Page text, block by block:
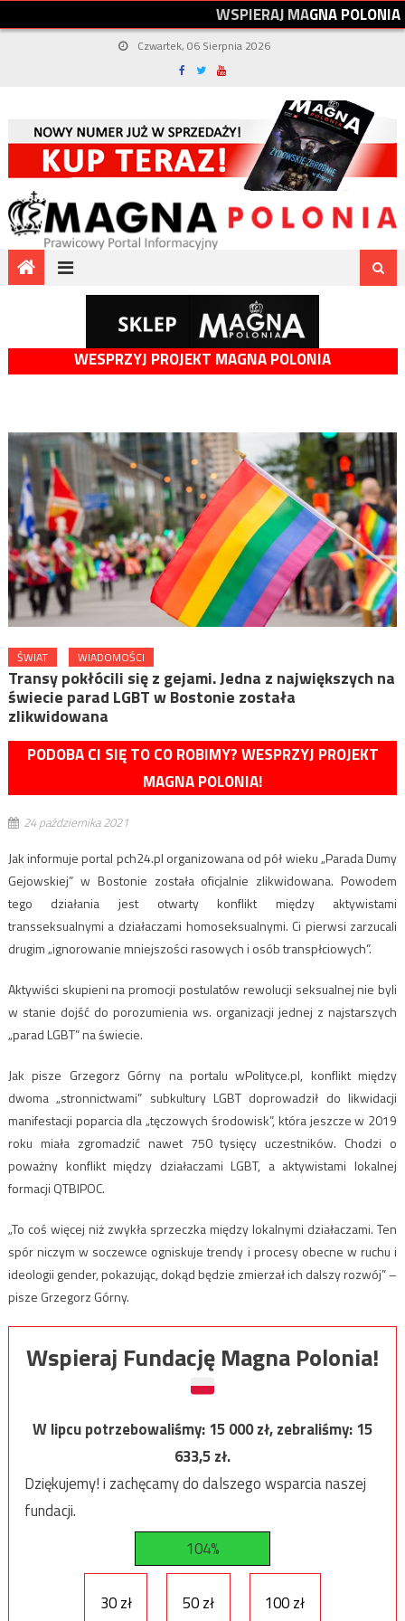
WSPIERAJMAGNAPOLONIA
Czwartek, 06 Sierpnia 2026
WESPRZYJ PROJEKT MAGNA POLONIA
ŚWIAT WIADOMOŚCI
Transy pokłócili się z gejami. Jedna z największych na
świecie parad LGBT w Bostonie została
zlikwidowana
PODOBA CI SIĘ TO CO ROBIMY? WESPRZYJ PROJEKT
MAGNA POLONIA!
24 października 2021
Jak informuje portal pch24.pl organizowana od pół wieku „Parada Dumy
Gejowskiej” w Bostonie została oficjalnie zlikwidowana. Powodem
tego działania jest otwarty konflikt między aktywistami
transseksualnymi a działaczami homoseksualnymi. Ci pierwsi zarzucali
drugim „ignorowanie mniejszości rasowych i osób transpłciowych”.
Aktywiści skupieni na promocji postulatów rewolucji seksualnej nie byli
w stanie dojść do porozumienia ws. organizacji jednej z najstarszych
„parad LGBT” na świecie.
Jak pisze Grzegorz Górny na portalu wPolityce.pl, konflikt między
dwoma „stronnictwami” subkultury LGBT doprowadził do likwidacji
manifestacji poparcia dla „tęczowych środowisk”, która jeszcze w 2019
roku miała zgromadzić nawet 750 tysięcy uczestników. Chodzi o
poważny konflikt między działaczami LGBT, a aktywistami lokalnej
formacji QTBIPOC.
„To coś więcej niż zwykła sprzeczka między lokalnymi działaczami. Ten
spór niczym w soczewce ogniskuje trendy i procesy obecne w ruchu i
ideologii gender, pokazując, dokąd będzie zmierzał ich dalszy rozwój” –
pisze Grzegorz Górny.
Wspieraj Fundację Magna Polonia!
W lipcu potrzebowaliśmy:15 000zł, zebraliśmy:15
633,5zł.
Dziękujemy! i zachęcamy do dalszego wsparcia naszej
fundacji.
104%
30 zł 50 zł 100 zł